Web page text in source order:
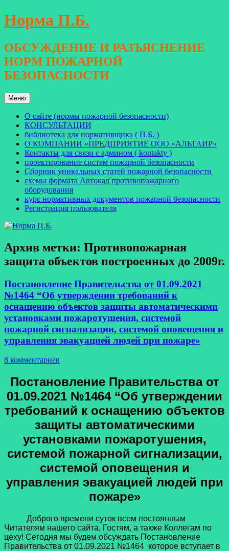
Перейти
к
Норма П.Б.
ОБСУЖДЕНИЕ И РАЗЪЯСНЕНИЕ
НОРМ ПОЖАРНОЙ
БЕЗОПАСНОСТИ
Меню
О сайте (нормы пожарной безопасности)
КОНСУЛЬТАЦИИ
библиотека для нормативщика ( П.Б. )
О КОМПАНИИ «ПРЕДПРИЯТИЕ ООО «АЛЬТАИР»
Контакты для связи с админом ( kontakty )
проектирование систем пожарной безопасности
Сборник уникальных статей пожарной безопасности
схемы формата Автокад противопожарного
оборудования
курс нормативных документов пожарной безопасности
Регистрация пользователя
Архив метки: Противопожарная
защита объектов построенных до 2009г.
Постановление Правительства от 01.09.2021
№1464 “Об утверждении требований к
оснащению объектов защиты автоматическими
установками пожаротушения, системой
пожарной сигнализации, системой оповещения и
управления эвакуацией людей при пожаре»
8 комментариев
Постановление Правительства от
01.09.2021 №1464 “Об утверждении
требований к оснащению объектов
защиты автоматическими
установками пожаротушения,
системой пожарной сигнализации,
системой оповещения и
управления эвакуацией людей при
пожаре»
Доброго времени суток всем постоянным
Читателям нашего сайта, Гостям, а также Коллегам по
цеху! Сегодня мы будем обсуждать Постановление
Правительства от 01.09.2021 №1464 которое вступает в